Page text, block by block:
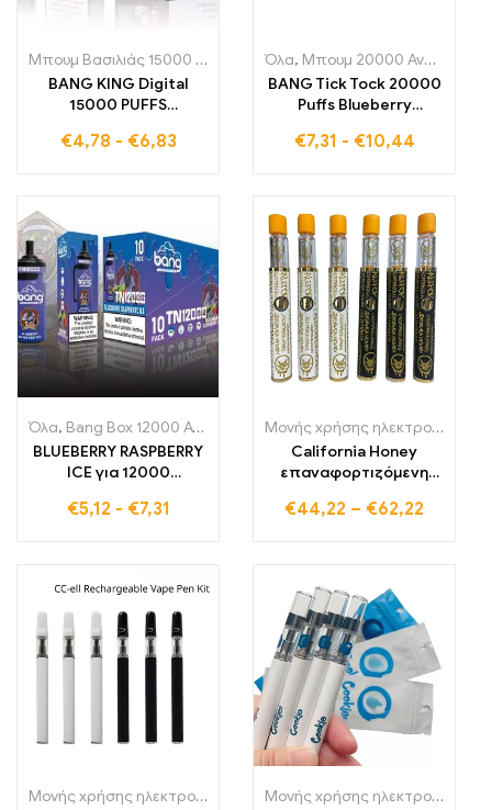
Μπουμ Βασιλιάς 15000 Αναπνοές ,Μονής χρήσης ηλεκτρονικά
BANG KING Digital
15000 PUFFS
15000 ρουφηξιές
γεύσεις σας με κάθε
ρουφηξιά
€4,78 - €6,83
Όλα, Μπουμ 20000 Αναπνοές
BANG Tick Tock 20000
Puffs Blueberry
την τέλεια ισορροπία
ελαφρώς ξινά
φραγκοστάφυλα για μια
μοναδική γευστική
εμπειρία
€7,31 - €10,44
Όλα, Bang Box 12000 Αναπλήρωση ,Μονής χρήσης ηλεκτρονικά
BLUEBERRY RASPBERRY
ICE για 12000
BLUEBERRY RASPBERRY
μακράς διάρκειας
απόλαυση
€5,12 - €7,31
Μονής χρήσης ηλεκτρονικά τσιγάρα Πολωνία
California Honey
επαναφορτιζόμενη
ασφάλεια
€44,22 – €62,22
Μονής χρήσης ηλεκτρονικά τσιγάρα Πολωνία ,Μονής χρήσης
Μονής χρήσης ηλεκτρονικά τσιγάρα Πολωνία